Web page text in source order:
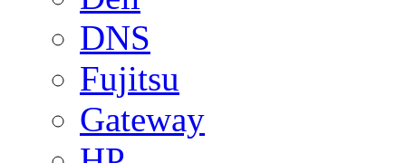
DNS
Fujitsu
Gateway